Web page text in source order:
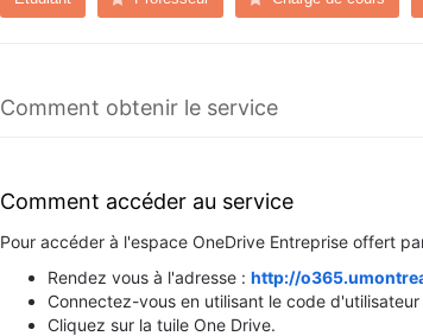
Comment obtenir le service
Comment accéder au service
Pour accéder à l'espace OneDrive Entreprise offert
Rendez vous à l'adresse : http://
Connectez-vous en utilisant le code
Cliquez sur la tuile One Drive.